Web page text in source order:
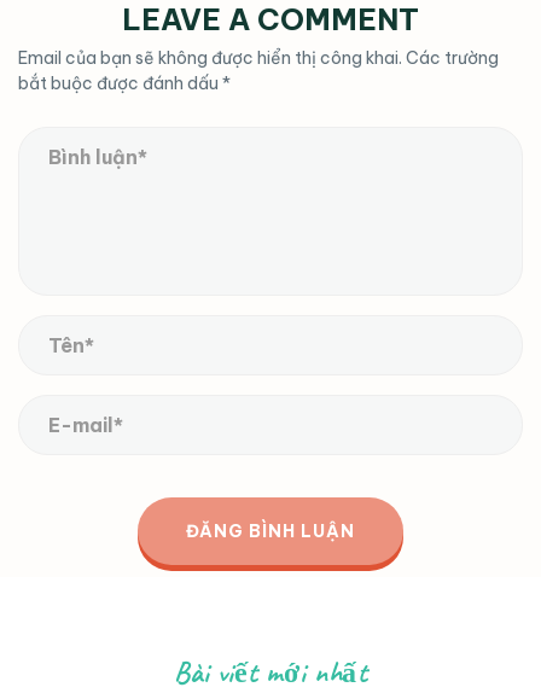
LEAVE A COMMENT
Email của bạn sẽ không được hiển thị công khai. Các trường
bắt buộc được đánh dấu *
Bài viết mới nhất